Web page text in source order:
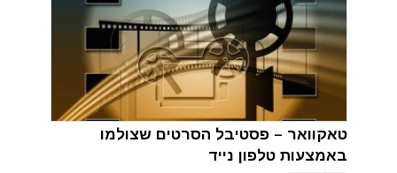
טאקוואר – פסטיבל הסרטים שצולמו
באמצעות טלפון נייד